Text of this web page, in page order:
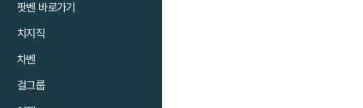
팟벤 바로가기
치지직
차벤
걸그룹